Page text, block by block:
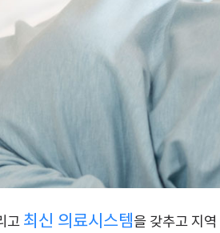
고 최신 의료시스템을 갖추고 지